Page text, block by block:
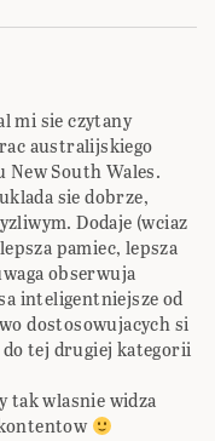
mi sie czytany
australijskiego
New South Wales.
sie dobrze,
Dodaje (wciaz
pamiec, lepsza
obserwuja
inteligentniejsze od
dostosowujacych si
do tej drugiej kategorii
tak wlasnie widza